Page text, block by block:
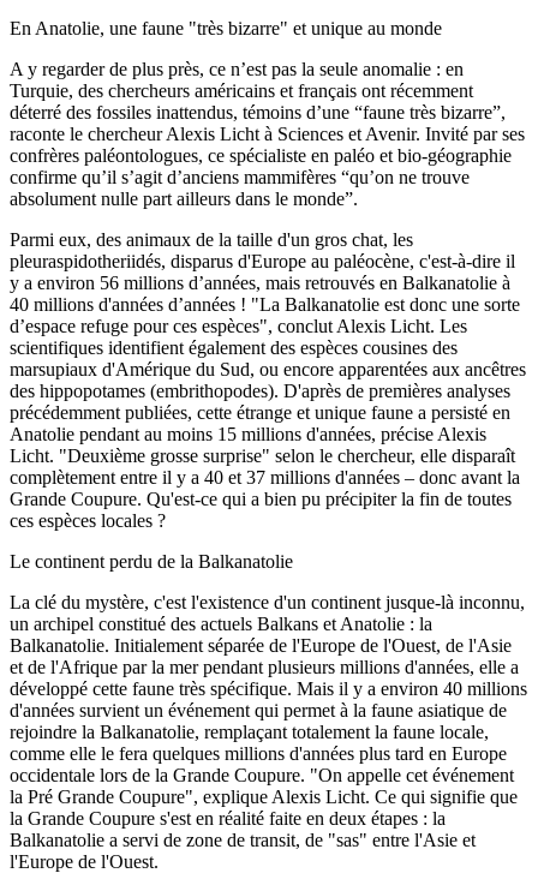
En Anatolie, une faune "très bizarre" et unique au monde
A y regarder de plus près, ce n’est pas la seule anomalie : en
Turquie, des chercheurs américains et français ont récemment
déterré des fossiles inattendus, témoins d’une “faune très bizarre”,
raconte le chercheur Alexis Licht à Sciences et Avenir. Invité par ses
confrères paléontologues, ce spécialiste en paléo et bio-géographie
confirme qu’il s’agit d’anciens mammifères “qu’on ne trouve
absolument nulle part ailleurs dans le monde”.
Parmi eux, des animaux de la taille d'un gros chat, les
pleuraspidotheriidés, disparus d'Europe au paléocène, c'est-à-dire il
y a environ 56 millions d’années, mais retrouvés en Balkanatolie à
40 millions d'années d’années ! "La Balkanatolie est donc une sorte
d’espace refuge pour ces espèces", conclut Alexis Licht. Les
scientifiques identifient également des espèces cousines des
marsupiaux d'Amérique du Sud, ou encore apparentées aux ancêtres
des hippopotames (embrithopodes). D'après de premières analyses
précédemment publiées, cette étrange et unique faune a persisté en
Anatolie pendant au moins 15 millions d'années, précise Alexis
Licht. "Deuxième grosse surprise" selon le chercheur, elle disparaît
complètement entre il y a 40 et 37 millions d'années – donc avant la
Grande Coupure. Qu'est-ce qui a bien pu précipiter la fin de toutes
ces espèces locales ?
Le continent perdu de la Balkanatolie
La clé du mystère, c'est l'existence d'un continent jusque-là inconnu,
un archipel constitué des actuels Balkans et Anatolie : la
Balkanatolie. Initialement séparée de l'Europe de l'Ouest, de l'Asie
et de l'Afrique par la mer pendant plusieurs millions d'années, elle a
développé cette faune très spécifique. Mais il y a environ 40 millions
d'années survient un événement qui permet à la faune asiatique de
rejoindre la Balkanatolie, remplaçant totalement la faune locale,
comme elle le fera quelques millions d'années plus tard en Europe
occidentale lors de la Grande Coupure. "On appelle cet événement
la Pré Grande Coupure", explique Alexis Licht. Ce qui signifie que
la Grande Coupure s'est en réalité faite en deux étapes : la
Balkanatolie a servi de zone de transit, de "sas" entre l'Asie et
l'Europe de l'Ouest.